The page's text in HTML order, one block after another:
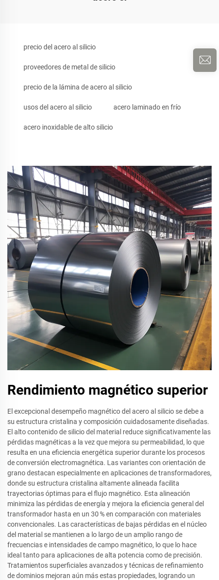
precio del acero al silicio
proveedores de metal de silicio
precio de la lámina de acero al silicio
usos del acero al silicio acero laminado en frío
acero inoxidable de alto silicio
Rendimiento magnético superior
El excepcional desempeño magnético del acero al silicio se debe a
su estructura cristalina y composición cuidadosamente diseñadas.
El alto contenido de silicio del material reduce significativamente las
pérdidas magnéticas a la vez que mejora su permeabilidad, lo que
resulta en una eficiencia energética superior durante los procesos
de conversión electromagnética. Las variantes con orientación de
grano destacan especialmente en aplicaciones de transformadores,
donde su estructura cristalina altamente alineada facilita
trayectorias óptimas para el flujo magnético. Esta alineación
minimiza las pérdidas de energía y mejora la eficiencia general del
transformador hasta en un 30 % en comparación con materiales
convencionales. Las características de bajas pérdidas en el núcleo
del material se mantienen a lo largo de un amplio rango de
frecuencias e intensidades de campo magnético, lo que lo hace
ideal tanto para aplicaciones de alta potencia como de precisión.
Tratamientos superficiales avanzados y técnicas de refinamiento
de dominios mejoran aún más estas propiedades, logrando un